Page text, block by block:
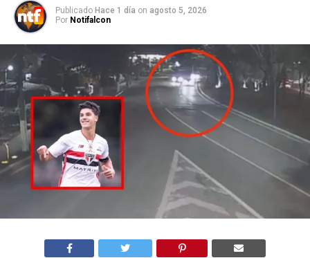
Publicado Hace 1 día on agosto 5, 2026
Por Notifalcon